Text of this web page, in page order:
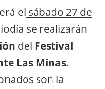
el sábado 27 de
se realizarán
del Festival
Las Minas.
son la